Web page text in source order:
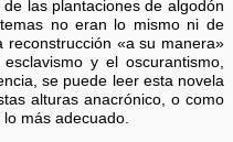
las plantaciones de algodón
no eran lo mismo ni de
reconstrucción «a su manera»
y el oscurantismo,
se puede leer esta novela
alturas anacrónico, o como
más adecuado.